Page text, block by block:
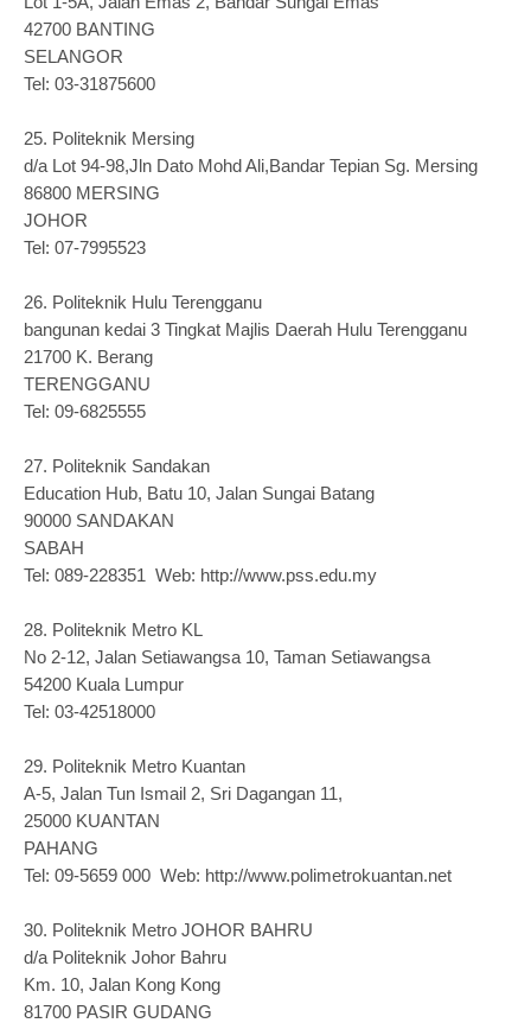
42700 BANTING
SELANGOR
Tel: 03-31875600
25. Politeknik Mersing
d/a Lot 94-98,Jln Dato Mohd Ali,Bandar Tepian Sg. Mersing
86800 MERSING
JOHOR
Tel: 07-7995523
26. Politeknik Hulu Terengganu
bangunan kedai 3 Tingkat Majlis Daerah Hulu Terengganu
21700 K. Berang
TERENGGANU
Tel: 09-6825555
27. Politeknik Sandakan
Education Hub, Batu 10, Jalan Sungai Batang
90000 SANDAKAN
SABAH
Tel: 089-228351 Web: http://www.pss.edu.my
28. Politeknik Metro KL
No 2-12, Jalan Setiawangsa 10, Taman Setiawangsa
54200 Kuala Lumpur
Tel: 03-42518000
29. Politeknik Metro Kuantan
A-5, Jalan Tun Ismail 2, Sri Dagangan 11,
25000 KUANTAN
PAHANG
Tel: 09-5659 000 Web: http://www.polimetrokuantan.net
30. Politeknik Metro JOHOR BAHRU
d/a Politeknik Johor Bahru
Km. 10, Jalan Kong Kong
81700 PASIR GUDANG